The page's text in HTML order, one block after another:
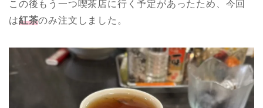
この後もう一つ喫茶店に行く予定があったため、今回
は紅茶のみ注文しました。